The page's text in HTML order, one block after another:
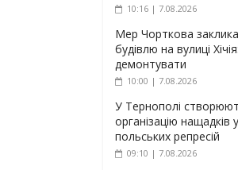
10:16 | 7.08.2026
Мер Чорткова
будівлю на вулиці
демонтувати
10:00 | 7.08.2026
У Тернополі
організацію нащадків
польських репресій
09:10 | 7.08.2026